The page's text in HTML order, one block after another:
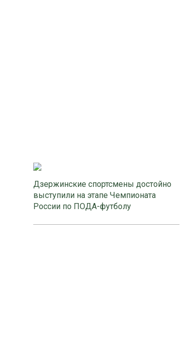
Дзержинские спортсмены достойно
выступили на этапе Чемпионата
России по ПОДА-футболу